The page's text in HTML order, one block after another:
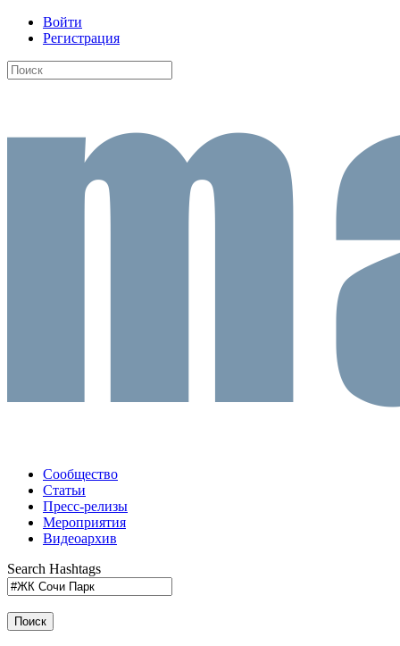
Войти
Регистрация
Сообщество
Статьи
Пресс-релизы
Мероприятия
Видеоархив
Search Hashtags
Поиск